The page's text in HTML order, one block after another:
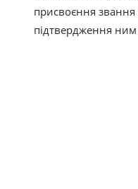
присвоєння
підтвердження